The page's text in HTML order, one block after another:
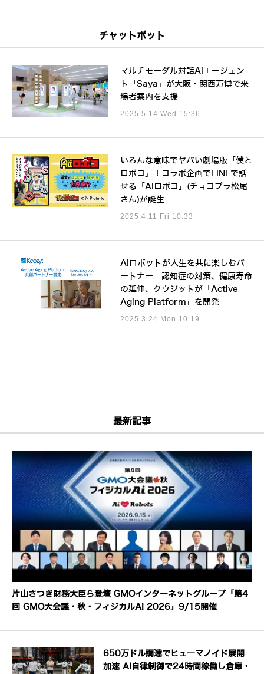
チャットボット
マルチモーダル対話AIエージェン
ト「Saya」が大阪・関西万博で来
場者案内を支援
2025.5.14 Wed 15:36
いろんな意味でヤバい劇場版「僕と
ロボコ」！コラボ企画でLINEで話
せる「AIロボコ」(チョコプラ松尾
さん)が誕生
2025.4.11 Fri 10:33
AIロボットが人生を共に楽しむパ
ートナー 認知症の対策、健康寿命
の延伸、クウジットが「Active
Aging Platform」を開発
2025.3.24 Mon 10:19
最新記事
片山さつき財務大臣ら登壇 GMOインターネットグループ「第4
回 GMO大会議・秋・フィジカルAI 2026」9/15開催
650万ドル調達でヒューマノイド展開
加速 AI自律制御で24時間稼働し倉庫・